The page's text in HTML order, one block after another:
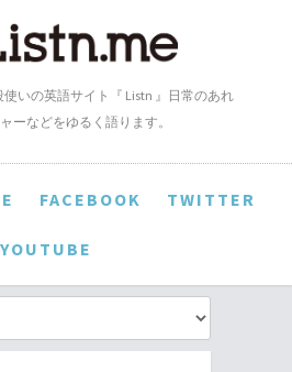
いの英語サイト『 Listn 』日常のあれ
ーなどをゆるく語ります。
FACEBOOK TWITTER
YOUTUBE